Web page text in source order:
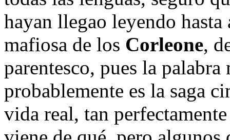
hayan llegao leyendo
mafiosa de los Corleone,
parentesco, pues la
probablemente es la saga
vida real, tan